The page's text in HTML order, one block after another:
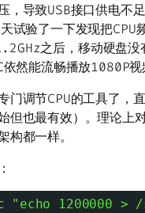
，导致USB接口供电不
试验了一下发现把CPU
之后，移动硬盘没
依然能流畅播放1080P视
门调节CPU的工具了，
但也最有效）。理论
构都一样。
"echo 1200000 >